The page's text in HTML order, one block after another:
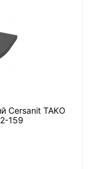
Cersanit TAKO
159